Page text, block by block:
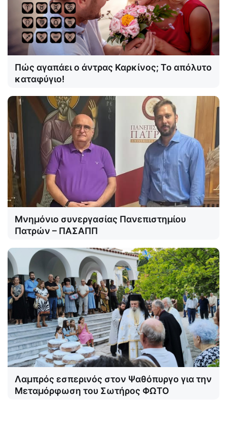
Πώς αγαπάει ο άντρας Καρκίνος; Το απόλυτο
καταφύγιο!
Μνημόνιο συνεργασίας Πανεπιστημίου
Πατρών – ΠΑΣΑΠΠ
Λαμπρός εσπερινός στον Ψαθόπυργο για την
Μεταμόρφωση του Σωτήρος ΦΩΤΟ